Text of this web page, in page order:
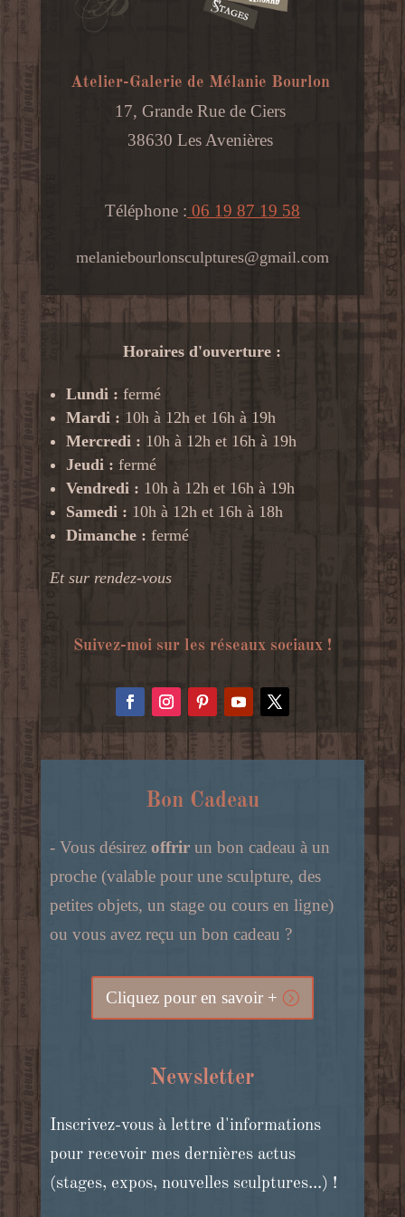
Atelier-Galerie de Mélanie Bourlon
17, Grande Rue de Ciers
38630 Les Avenières
Téléphone : 06 19 87 19 58
melaniebourlonsculptures@gmail.com
Horaires d'ouverture :
Lundi : fermé
Mardi : 10h à 12h et 16h à 19h
Mercredi : 10h à 12h et 16h à 19h
Jeudi : fermé
Vendredi : 10h à 12h et 16h à 19h
Samedi : 10h à 12h et 16h à 18h
Dimanche : fermé
Et sur rendez-vous
Suivez-moi sur les réseaux sociaux !
Bon Cadeau
- Vous désirez offrir un bon cadeau à un
proche (valable pour une sculpture, des
petites objets, un stage ou cours en ligne)
ou vous avez reçu un bon cadeau ?
Cliquez pour en savoir +
Newsletter
Inscrivez-vous à lettre d'informations
pour recevoir mes dernières actus
(stages, expos, nouvelles sculptures...) !